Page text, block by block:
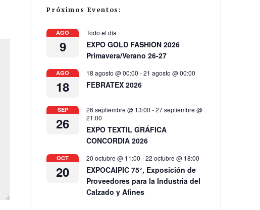
Próximos Eventos:
AGO
9
Todo el día
EXPO GOLD FASHION 2026
Primavera/Verano 26-27
AGO
18
18 agosto @ 00:00 -21 agosto @ 00:00
FEBRATEX 2026
SEP
26
26 septiembre @ 13:00 -27 septiembre @
21:00
EXPO TEXTIL GRÁFICA
CONCORDIA 2026
OCT
20
20 octubre @ 11:00 -22 octubre @ 18:00
EXPOCAIPIC 75°, Exposición de
Proveedores para la Industria del
Calzado y Afines